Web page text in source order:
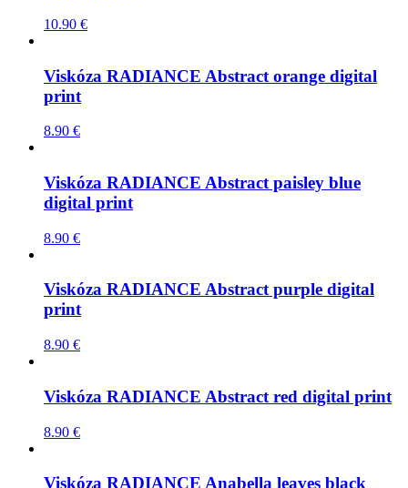
10.90 €
Viskóza RADIANCE Abstract orange digital
print
8.90 €
Viskóza RADIANCE Abstract paisley blue
digital print
8.90 €
Viskóza RADIANCE Abstract purple digital
print
8.90 €
Viskóza RADIANCE Abstract red digital print
8.90 €
Viskóza RADIANCE Anabella leaves black